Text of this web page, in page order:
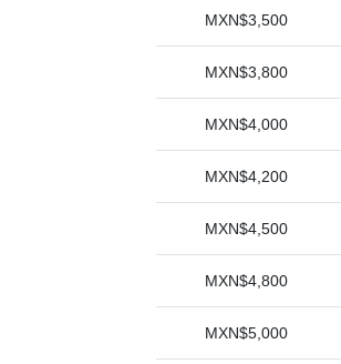
MXN$3,500
MXN$3,800
MXN$4,000
MXN$4,200
MXN$4,500
MXN$4,800
MXN$5,000